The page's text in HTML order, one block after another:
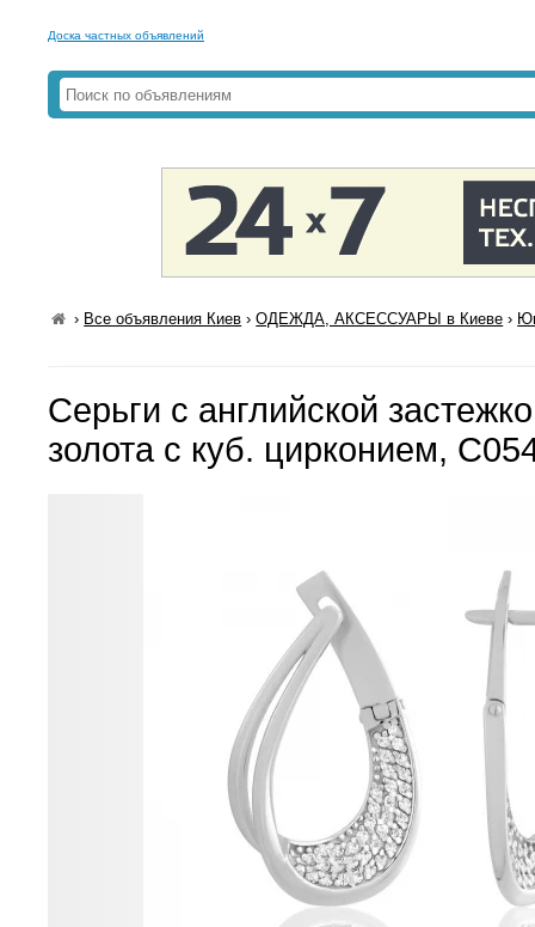
Доска частных объявлений
› Все объявления Киев ›ОДЕЖДА, АКСЕССУАРЫ в Киеве ›
Серьги с английской
золота с куб. цирконием,